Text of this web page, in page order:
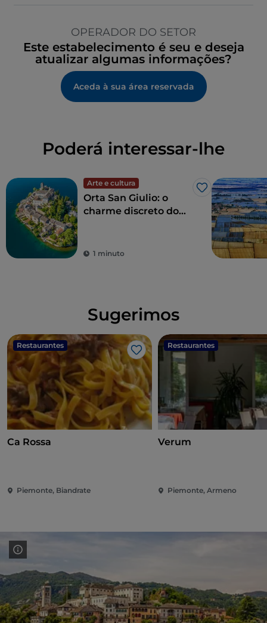
OPERADOR DO SETOR
Este estabelecimento é seu e deseja
atualizar algumas informações?
Aceda à sua área reservada
Poderá interessar-lhe
Arte e cultura
Gosto
Orta San Giulio: o
charme discreto do
1 minuto
Sugerimos
Restaurantes
Gosto
Ca Rossa
Piemonte, Biandrate
Restaurantes
Verum
Piemonte, Armeno